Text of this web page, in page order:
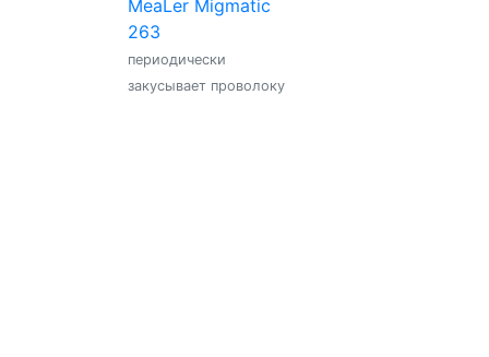
MeaLer Migmatic
263
периодически
закусывает проволоку